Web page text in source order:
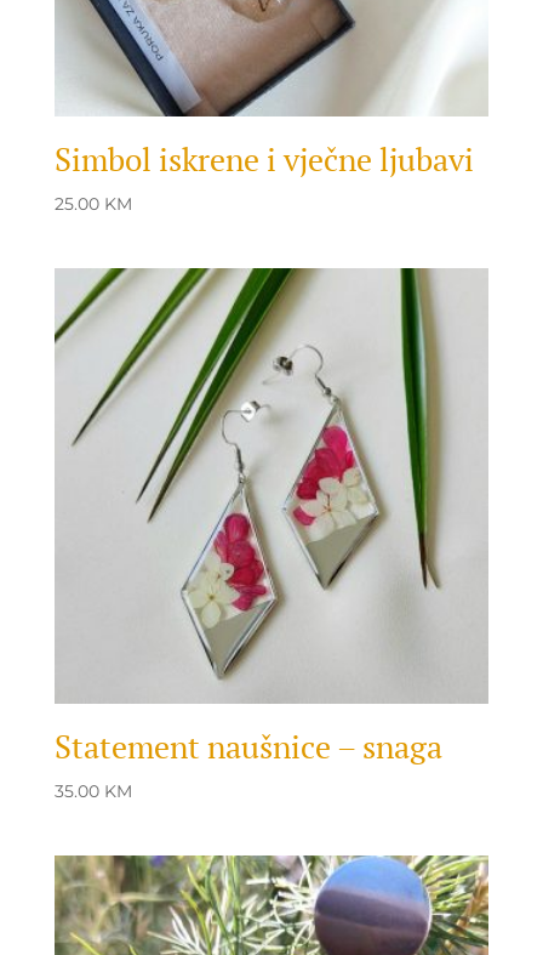
Simbol iskrene i vječne ljubavi
25.00 KM
Statement naušnice – snaga
35.00 KM